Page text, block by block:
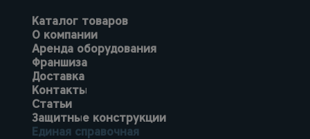
Каталог товаров
О компании
Аренда оборудования
Франшиза
Доставка
Контакты
Статьи
Защитные конструкции
Единая справочная